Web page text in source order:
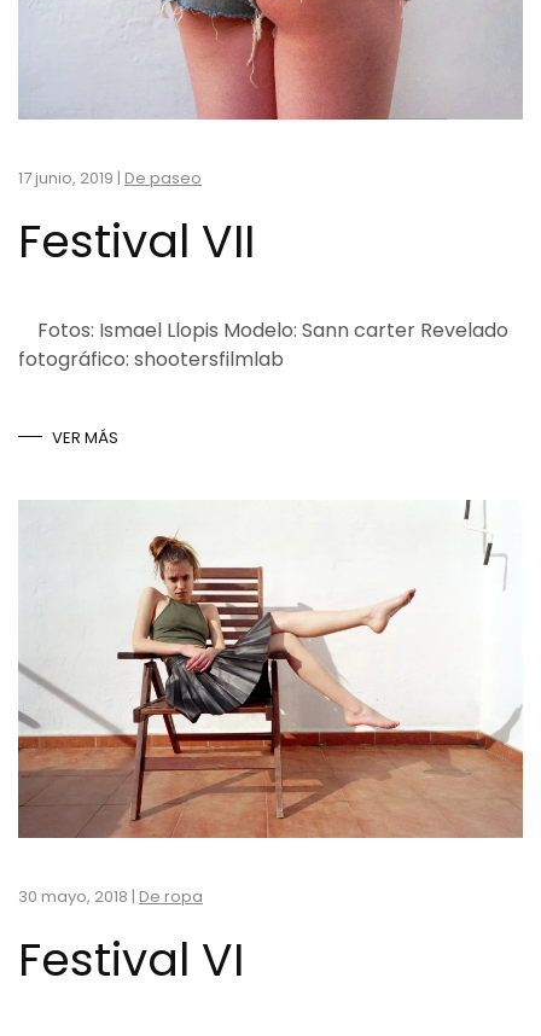
17 junio, 2019 | De paseo
Festival VII
Fotos: Ismael Llopis Modelo: Sann carter Revelado
fotográfico: shootersfilmlab
VER MÁS
30 mayo, 2018 | De ropa
Festival VI